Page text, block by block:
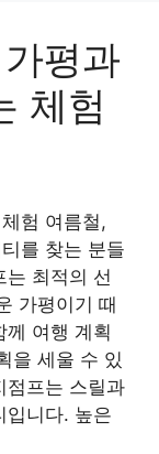
평과
체험
험 여름철,
를 찾는 분들
는 최적의 선
가평이기 때
께 여행 계획
을 세울 수 있
점프는 스릴과
입니다. 높은